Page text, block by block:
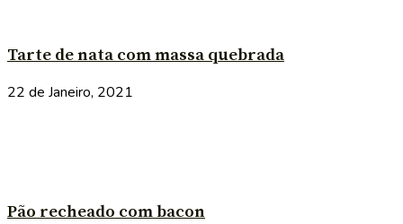
Tarte de nata com massa quebrada
22 de Janeiro, 2021
Pão recheado com bacon